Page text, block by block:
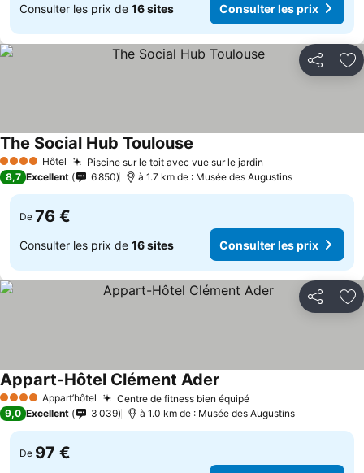
Consulter les prix de 16 sites Consulter les prix
Partager
4 Étoiles Hôtel Piscine sur le toit avec vue sur le jardin
The Social Hub Toulouse
8,7 Excellent 6 850 à 1.7 km de : Musée des Augustins
De 76 €
Consulter les prix de 16 sites Consulter les prix
Partager
4 Étoiles Appart’hôtel Centre de fitness bien équipé
Appart-Hôtel Clément Ader
9,0 Excellent 3 039 à 1.0 km de : Musée des Augustins
De 97 €